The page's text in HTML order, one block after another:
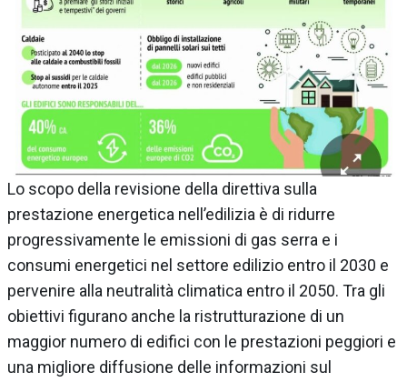
Lo scopo della revisione della direttiva sulla
prestazione energetica nell’edilizia è di ridurre
progressivamente le emissioni di gas serra e i
consumi energetici nel settore edilizio entro il 2030 e
pervenire alla neutralità climatica entro il 2050. Tra gli
obiettivi figurano anche la ristrutturazione di un
maggior numero di edifici con le prestazioni peggiori e
una migliore diffusione delle informazioni sul